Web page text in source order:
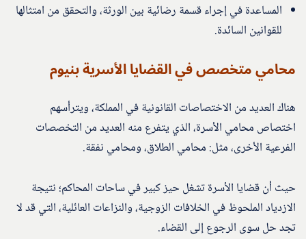
المساعدة في إجراء قسمة رضائية بين الورثة، والتحقق من امتثالها
للقوانين السائدة.
محامي متخصص في القضايا الأسرية بنيوم
هناك العديد من الاختصاصات القانونية في المملكة، ويترأسهم
اختصاص محامي الأسرة، الذي يتفرع منه العديد من التخصصات
الفرعية الأخرى، مثل: محامي الطلاق، ومحامي نفقة.
حيث أن قضايا الأسرة تشغل حيز كبير في ساحات المحاكم؛ نتيجة
الازدياد الملحوظ في الخلافات الزوجية، والنزاعات العائلية، التي قد لا
تجد حل سوى الرجوع إلى القضاء.